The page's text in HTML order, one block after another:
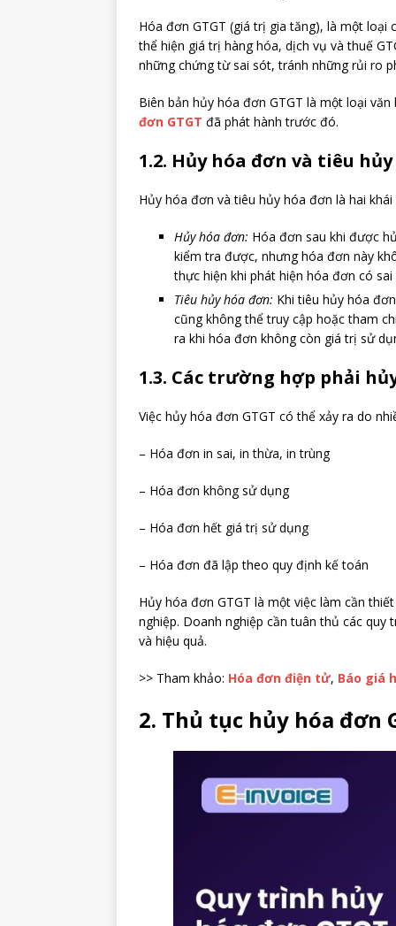
Hóa đơn GTGT (giá trị gia tăng), là một
thể hiện giá trị hàng hóa, dịch vụ và thuế
những chứng từ sai sót, tránh những rủi ro
Biên bản hủy hóa đơn GTGT là một loại
đơn GTGT đã phát hành trước đó.
1.2. Hủy hóa đơn và tiêu
Hủy hóa đơn và tiêu hủy hóa đơn là hai
Hủy hóa đơn: Hóa đơn sau khi được
kiểm tra được, nhưng hóa đơn này
thực hiện khi phát hiện hóa đơn có sai
Tiêu hủy hóa đơn: Khi tiêu hủy hóa
cũng không thể truy cập hoặc tham
ra khi hóa đơn không còn giá trị sử
1.3. Các trường hợp phải
Việc hủy hóa đơn GTGT có thể xảy ra do
– Hóa đơn in sai, in thừa, in trùng
– Hóa đơn không sử dụng
– Hóa đơn hết giá trị sử dụng
– Hóa đơn đã lập theo quy định kế toán
Hủy hóa đơn GTGT là một việc làm cần
nghiệp. Doanh nghiệp cần tuân thủ các quy
và hiệu quả.
>> Tham khảo: Hóa đơn điện tử, Báo giá
2. Thủ tục hủy hóa đơn